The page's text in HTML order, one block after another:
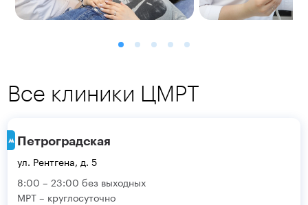
Все клиники ЦМРТ
Петроградская
ул. Рентгена, д. 5
8:00 – 23:00 без выходных
МРТ – круглосуточно